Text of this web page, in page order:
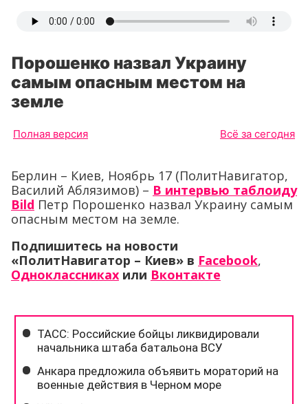
Порошенко назвал Украину
самым опасным местом на
земле
Полная версия Всё за сегодня
Берлин – Киев, Ноябрь 17 (ПолитНавигатор,
Василий Аблязимов) – В интервью таблоиду
Bild Петр Порошенко назвал Украину самым
опасным местом на земле.
Подпишитесь на новости
«ПолитНавигатор – Киев» в Facebook,
Одноклассниках или Вконтакте